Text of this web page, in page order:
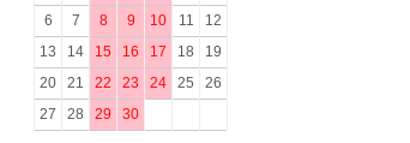
6
7 8 9 10 11
12
13
14 15 16 17 18
19
20
21 22 23 24 25
26
27
28 29 30